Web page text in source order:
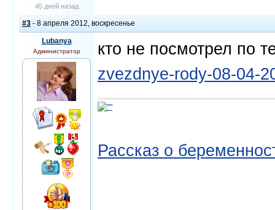
45 дней назад
#3 - 8 апреля 2012, воскресенье
Lubanya
Администратор
кто не посмотрел по
zvezdnye-rody-08-04-
Рассказ о